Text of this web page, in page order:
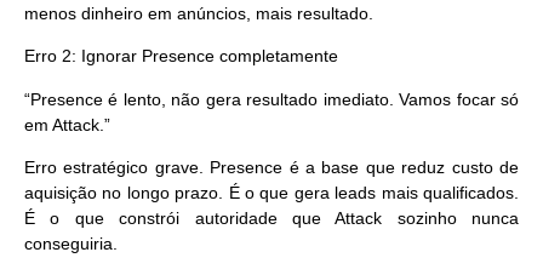
menos dinheiro em anúncios, mais resultado.
Erro 2: Ignorar Presence completamente
“Presence é lento, não gera resultado imediato. Vamos focar só
em Attack.”
Erro estratégico grave. Presence é a base que reduz custo de
aquisição no longo prazo. É o que gera leads mais qualificados.
É o que constrói autoridade que Attack sozinho nunca
conseguiria.